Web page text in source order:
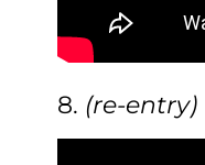
8. (re-entry)